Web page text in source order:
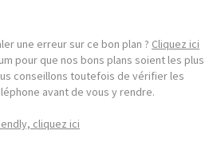
une erreur sur ce bon plan ? Cliquez ici
pour que nos bons plans soient les plus
conseillons toutefois de vérifier les
avant de vous y rendre.
cliquez ici